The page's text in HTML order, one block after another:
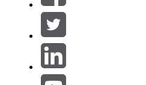
VÄLJ FILTER
Produktområde